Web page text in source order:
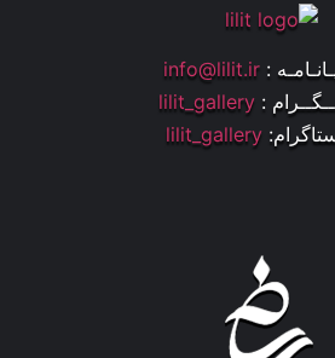
:
info@lilit.ir
:
lilit_gallery
lilit_gallery